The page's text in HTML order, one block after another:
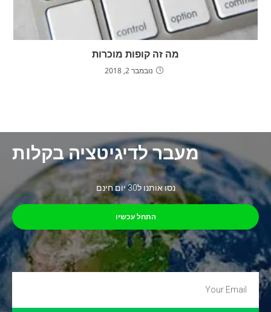
מה זה קופות מוכרות
נובמבר 2, 2018
מעבר לדיגיטציה בקלות
נסו אותנו ל30 יום חינם
התחל עכשיו